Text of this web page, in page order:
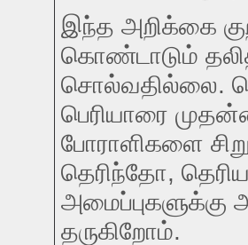
இந்த அறிக்கை
கொண்டாடும்
சொல்வதில்லை.
பெரியாரை
போராளிகளை
தெரிந்தோ,
தருகிறோம்.